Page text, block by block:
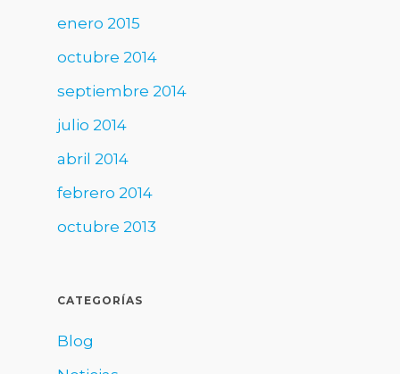
enero 2015
octubre 2014
septiembre 2014
julio 2014
abril 2014
febrero 2014
octubre 2013
CATEGORÍAS
Blog